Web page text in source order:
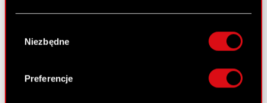
lokalizacji geograficznej z dokładnością nawet
Identyfikować Twoje urządzenie, aktywnie
analizując charakteryzującego je zbiory
zgody
Niezbędne
Preferencje
GWINT: Wiedźmińska Gra Karciana